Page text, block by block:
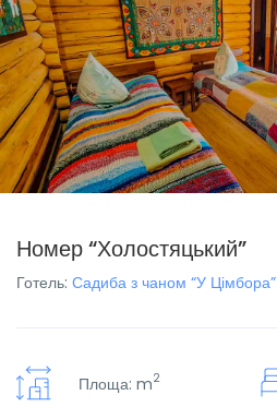
Номер “Холостяцький”
Готель: Садиба з чаном “У Цімбора”
Площа: m2